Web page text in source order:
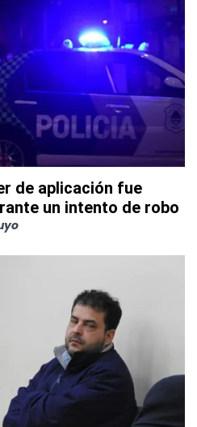
de aplicación fue
un intento de robo